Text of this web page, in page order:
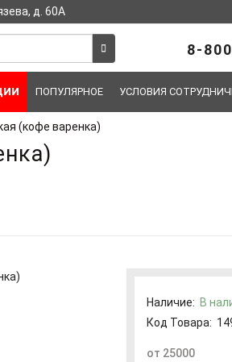
д. 60А
8-
ПОПУЛЯРНОЕ УСЛОВИЯ
(кофе варенка)
Наличие: В
Код Товара:
от 25000